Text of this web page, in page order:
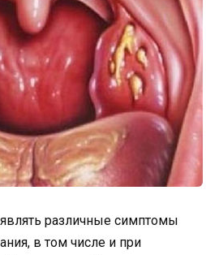
различные симптомы
в том числе и при